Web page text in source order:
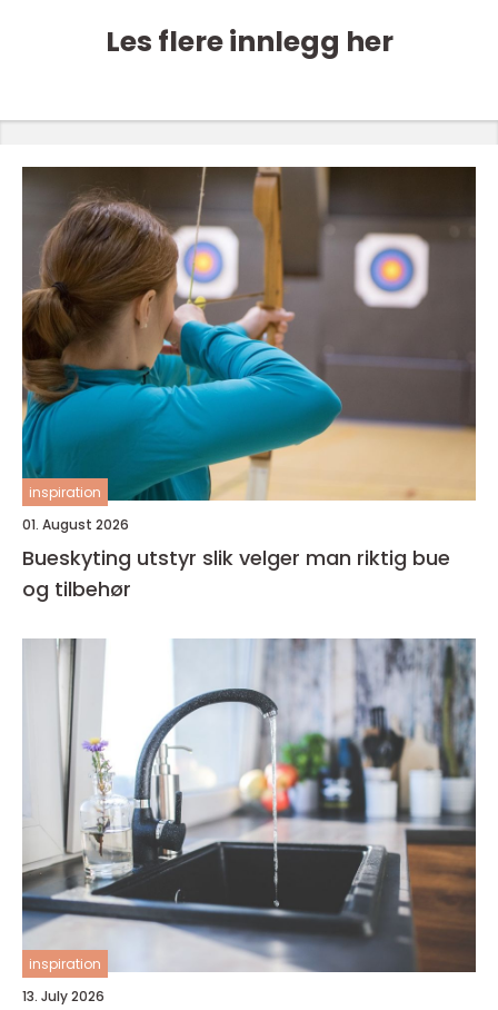
Les flere innlegg her
inspiration
01. August 2026
Bueskyting utstyr slik velger man riktig bue
og tilbehør
inspiration
13. July 2026